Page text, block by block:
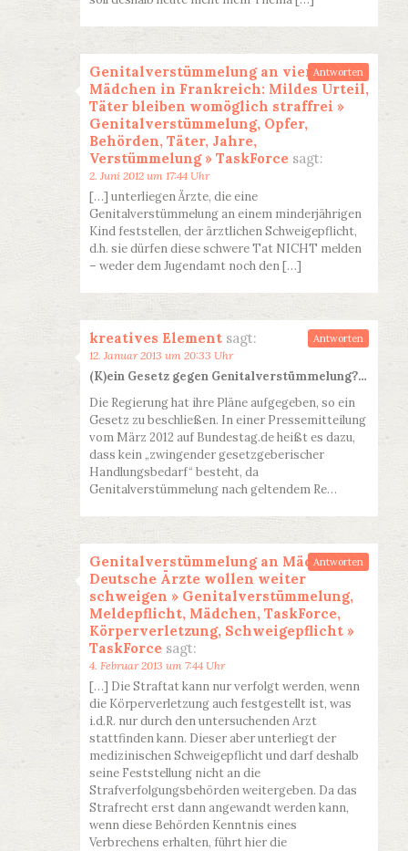
Genitalverstümmelung an vier
Mädchen in Frankreich: Mildes Urteil,
Täter bleiben womöglich straffrei »
Genitalverstümmelung, Opfer,
Behörden, Täter, Jahre,
Verstümmelung » TaskForce sagt:
2. Juni 2012 um 17:44 Uhr
[…] unterliegen Ärzte, die eine
Genitalverstümmelung an einem minderjährigen
Kind feststellen, der ärztlichen Schweigepflicht,
d.h. sie dürfen diese schwere Tat NICHT melden
– weder dem Jugendamt noch den […]
Antworten
kreatives Element sagt:
12. Januar 2013 um 20:33 Uhr
(K)ein Gesetz gegen Genitalverstümmelung?…
Die Regierung hat ihre Pläne aufgegeben, so ein
Gesetz zu beschließen. In einer Pressemitteilung
vom März 2012 auf Bundestag.de heißt es dazu,
dass kein „zwingender gesetzgeberischer
Handlungsbedarf“ besteht, da
Genitalverstümmelung nach geltendem Re…
Antworten
Genitalverstümmelung an Mädchen:
Deutsche Ärzte wollen weiter
schweigen » Genitalverstümmelung,
Meldepflicht, Mädchen, TaskForce,
Körperverletzung, Schweigepflicht »
TaskForce sagt:
4. Februar 2013 um 7:44 Uhr
[…] Die Straftat kann nur verfolgt werden, wenn
die Körperverletzung auch festgestellt ist, was
i.d.R. nur durch den untersuchenden Arzt
stattfinden kann. Dieser aber unterliegt der
medizinischen Schweigepflicht und darf deshalb
seine Feststellung nicht an die
Strafverfolgungsbehörden weitergeben. Da das
Strafrecht erst dann angewandt werden kann,
wenn diese Behörden Kenntnis eines
Verbrechens erhalten, führt hier die
Antworten